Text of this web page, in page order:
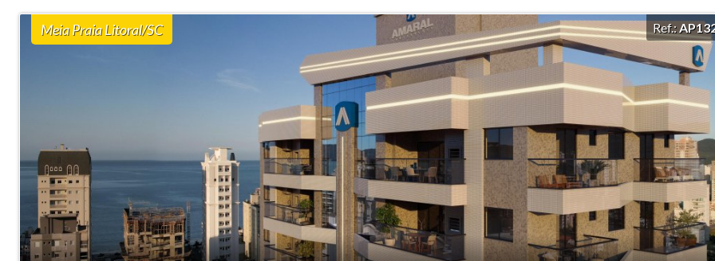
Casa Duplex (8)
Cobertura (4)
Flat (5)
Loft (1)
Pousada (1)
Sala Comercial (4)
Sítio (2)
Sobrado (32)
Meia Praia Litoral/SC Ref.: